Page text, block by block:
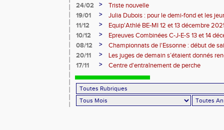
24/02
>
Triste nouvelle
19/01
>
Julia Dubois : pour le demi-fond et les
11/12
>
Equip'Athlé BE-MI 12 et 13 décembre
10/12
>
Epreuves Combinées C-J-E-S 13 et 14
08/12
>
Championnats de l'Essonne : début de
roues
20/11 >
Les juges de demain s’étaient donnés
17/11
> Centre d'entraînement de perche